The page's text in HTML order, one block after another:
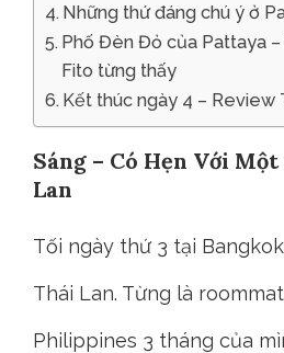
Những thứ đáng chú ý ở
Phố Đèn Đỏ của Pattaya
Fito từng thấy
Kết thúc ngày 4 – Review
Sáng – Có Hẹn Với Một
Lan
Tối ngày thứ 3 tại
Thái Lan. Từng là
Philippines 3 tháng của